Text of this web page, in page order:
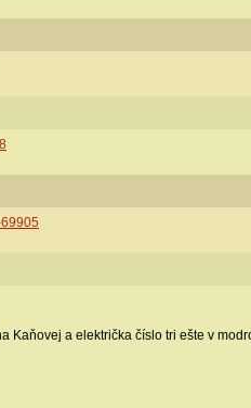
a električka číslo tri ešte v